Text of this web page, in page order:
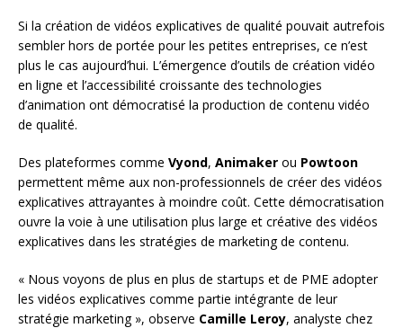
Si la création de vidéos explicatives de qualité pouvait autrefois
sembler hors de portée pour les petites entreprises, ce n’est
plus le cas aujourd’hui. L’émergence d’outils de création vidéo
en ligne et l’accessibilité croissante des technologies
d’animation ont démocratisé la production de contenu vidéo
de qualité.
Des plateformes comme Vyond, Animaker ou Powtoon
permettent même aux non-professionnels de créer des vidéos
explicatives attrayantes à moindre coût. Cette démocratisation
ouvre la voie à une utilisation plus large et créative des vidéos
explicatives dans les stratégies de marketing de contenu.
« Nous voyons de plus en plus de startups et de PME adopter
les vidéos explicatives comme partie intégrante de leur
stratégie marketing », observe Camille Leroy, analyste chez